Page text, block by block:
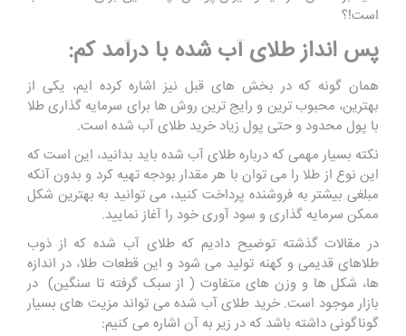
است!؟
پس انداز طلای آب شده با درآمد کم:
همان گونه که در بخش های قبل نیز اشاره کرده ایم، یکی از
بهترین، محبوب ترین و رایج ترین روش ها برای سرمایه گذاری طلا
با پول محدود و حتی پول زیاد خرید طلای آب شده است.
نکته بسیار مهمی که درباره طلای آب شده باید بدانید، این است که
این نوع از طلا را می توان با هر مقدار بودجه تهیه کرد و بدون آنکه
مبلغی بیشتر به فروشنده پرداخت کنید، می توانید به بهترین شکل
ممکن سرمایه گذاری و سود آوری خود را آغاز نمایید.
در مقالات گذشته توضیح دادیم که طلای آب شده که از ذوب
طلاهای قدیمی و کهنه تولید می شود و این قطعات طلا، در اندازه
ها، شکل ها و وزن های متفاوت ( از سبک گرفته تا سنگین) در
بازار موجود است. خرید طلای آب شده می تواند مزیت های بسیار
گوناگونی داشته باشد که در زیر به آن اشاره می کنیم: